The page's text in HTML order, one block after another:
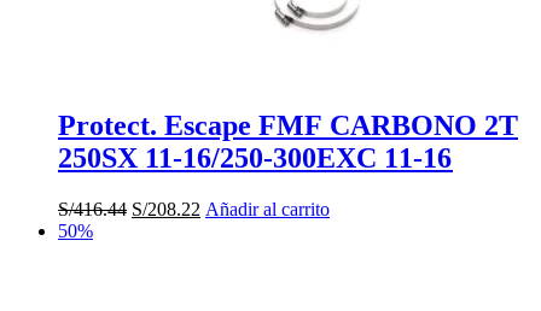
Protect. Escape FMF CARBONO 2T
250SX 11-16/250-300EXC 11-16
S/416.44 El
S/208.22 El
Añadir al carrito
50%